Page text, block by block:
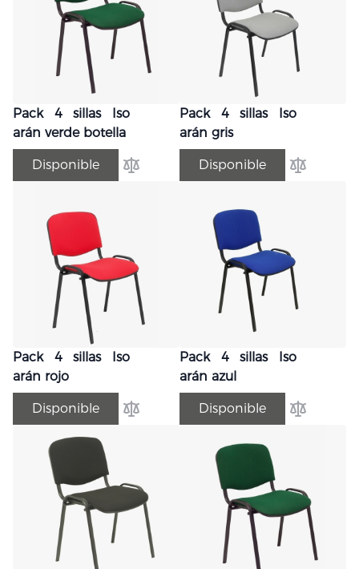
Pack 4 sillas Iso
arán verde botella
Disponible
Añadir para comparar
Pack 4 sillas Iso
arán gris
Disponible
Añadir
Pack 4 sillas Iso
arán rojo
Disponible
Añadir para comparar
Pack 4 sillas Iso
arán azul
Disponible
Añadir